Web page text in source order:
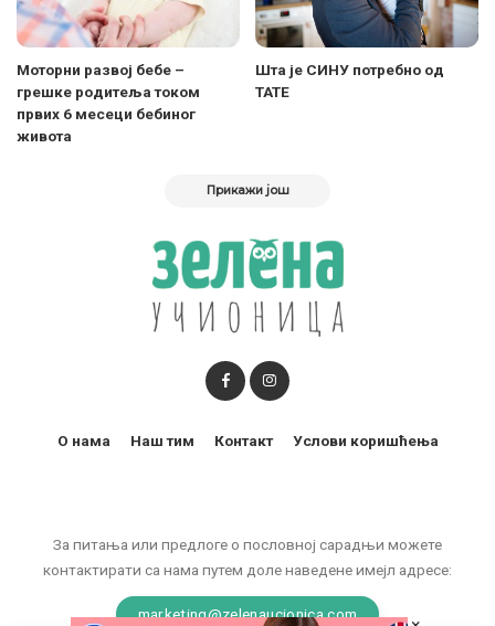
Моторни развој бебе –
грешке родитеља током
првих 6 месеци бебиног
живота
Шта је СИНУ потребно од
ТАТЕ
Прикажи још
За питања или предлоге о пословној сарадњи можете
контактирати са нама путем доле наведене имејл адресе:
marketing@zelenaucionica.com
О нама Наш тим Контакт Услови коришћења